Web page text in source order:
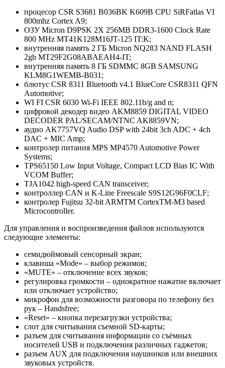
процесор CSR S3681 B036BK K609B CPU SiRFatlas VI
800mhz Cortex A9;
ОЗУ Micron D9PSK 2X 256MB DDR3-1600 Clock Rate
800 MHz MT41K128M16JT-125 IT:K;
внутренняя память 2 ГБ Micron NQ283 NAND FLASH
2gb MT29F2G08ABAEAH4-IT;
внутренняя память 8 ГБ SDMMC 8GB SAMSUNG
KLM8G1WEMB-B031;
блютус CSR 8311 Bluetooth v4.1 BlueCore CSR8311 QFN
Automotive;
WI FI CSR 6030 Wi-Fi IEEE 802.11b/g and n;
цифровой декодер видео AKM8859 DIGITAL VIDEO
DECODER PAL/SECAM/NTNC AK8859VN;
аудио AK7757VQ Audio DSP with 24bit 3ch ADC + 4ch
DAC + MIC Amp;
контролер питания MPS MP4570 Automotive Power
Systems;
TPS65150 Low Input Voltage, Compact LCD Bias IC With
VCOM Buffer;
TJA1042 high-speed CAN transceiver;
контроллер CAN и K-Line Freescale S9S12G96F0CLF;
контролер Fujitsu 32-bit ARMTM CortexTM-M3 based
Microcontroller.
Для управления и воспроизведения файлов используются
следующие элементы:
семидюймовый сенсорный экран;
клавиша «Mode» – выбор режимов;
«MUTE» – отключение всех звуков;
регулировка громкости – однократное нажатие включает
или отключает устройство;
микрофон для возможности разговора по телефону без
рук – Handsfree;
«Reset» – кнопка перезагрузки устройства;
слот для считывания съемной SD-карты;
разъем для считывания информации со съёмных
носителей USB и подключения различных гаджетов;
разъем AUX для подключения наушников или внешних
звуковых устройств.